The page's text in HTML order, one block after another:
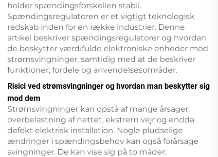
holder spændingsforskellen stabil.
Spændingsregulatoren er et vigtigt teknologisk
redskab inden for en række industrier. Denne
artikel beskriver spændingsregulatorer og hvordan
de beskytter værdifulde elektroniske enheder mod
strømsvingninger, samtidig med at de beskriver
funktioner, fordele og anvendelsesområder.
Risici ved strømsvingninger og hvordan man beskytter sig
mod dem
Strømsvingninger kan opstå af mange årsager;
overbelastning af nettet, ekstrem vejr og endda
defekt elektrisk installation. Nogle pludselige
ændringer i spændingsbehov kan også forårsage
svingninger. De kan vise sig på to måder: